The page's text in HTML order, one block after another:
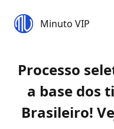
Minuto VIP
Processo
a base dos
Brasileiro!